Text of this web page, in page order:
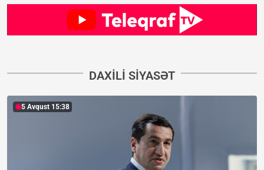
DAXILI SIYASƏT
5 Avqust 15:38